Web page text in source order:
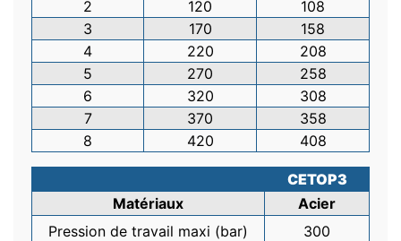
2
120
108
3
170
158
4
220
208
5
270
258
6
320
308
7
370
358
8
420 408
CETOP3
Matériaux
Acier
Pression de travail maxi (bar)
300